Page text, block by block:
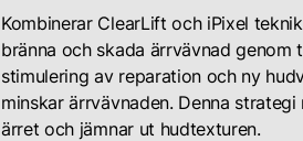
Kombinerar ClearLift och iPixel
bränna och skada ärrvävnad genom
stimulering av reparation och ny
minskar ärrvävnaden. Denna strategi
ärret och jämnar ut hudtexturen.